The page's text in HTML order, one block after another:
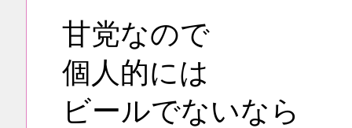
甘党なので
個人的には
ビールでないなら